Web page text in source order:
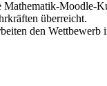
Moodle-
überreicht.
den Wettbewerb